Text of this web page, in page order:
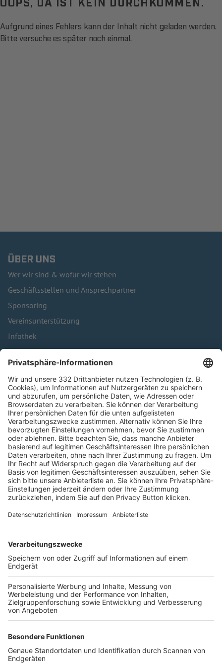
Aufgrund eines Fehlers kann der Inhalt nicht geladen werden.
Bitte versuche es später noch einmal.
ÜBER UNS
Wer wir sind & wofür wir stehen
Geschäftsstellen und Ansprechpartner
Sponsoring
Vereinsunterstützung
Infothek
Kontakt
HÄUFIG BESUCHTE SEITEN
Pässe und Vereinswechsel
Trainerausbildung
Schulungsangebot Vereinsmitarbeiter
BFV-Geschäftsstellen
Trainerbörse
Login SpielPlus
FOLGE DEM BFV
TOP-VEREINE
TOP-PARTNER